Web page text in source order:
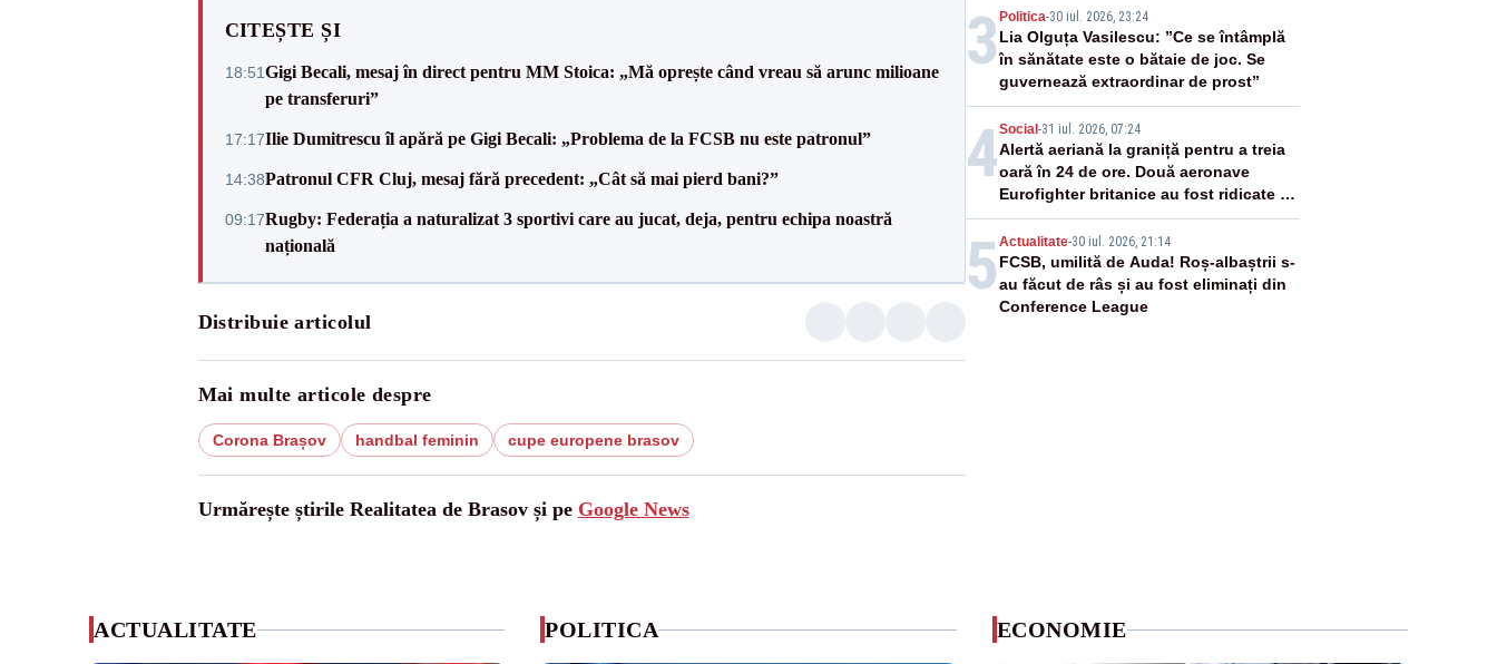
CITEȘTE ȘI
18:51Gigi Becali, mesaj în direct pentru MM Stoica: „Mă oprește când vreau să arunc milioane
pe transferuri”
17:17Ilie Dumitrescu îl apără pe Gigi Becali: „Problema de la FCSB nu este patronul”
14:38Patronul CFR Cluj, mesaj fără precedent: „Cât să mai pierd bani?”
09:17Rugby: Federația a naturalizat 3 sportivi care au jucat, deja, pentru echipa noastră
națională
Distribuie articolul
Mai multe articole despre
Corona Brașov handbal feminin cupe europene brasov
Urmărește știrile Realitatea de Brasov și pe Google News
3 Politica-30 iul. 2026, 23:24
Lia Olguța Vasilescu: ”Ce se întâmplă
în sănătate este o bătaie de joc. Se
guvernează extraordinar de prost”
4Social -31 iul. 2026, 07:24
Alertă aeriană la graniță pentru a treia
oară în 24 de ore. Două aeronave
Eurofighter britanice au fost ridicate de
la sol
5 Actualitate-30 iul. 2026, 21:14
FCSB, umilită de Auda! Roș-albaștrii s-
au făcut de râs și au fost eliminați din
Conference League
ACTUALITATE POLITICA ECONOMIE